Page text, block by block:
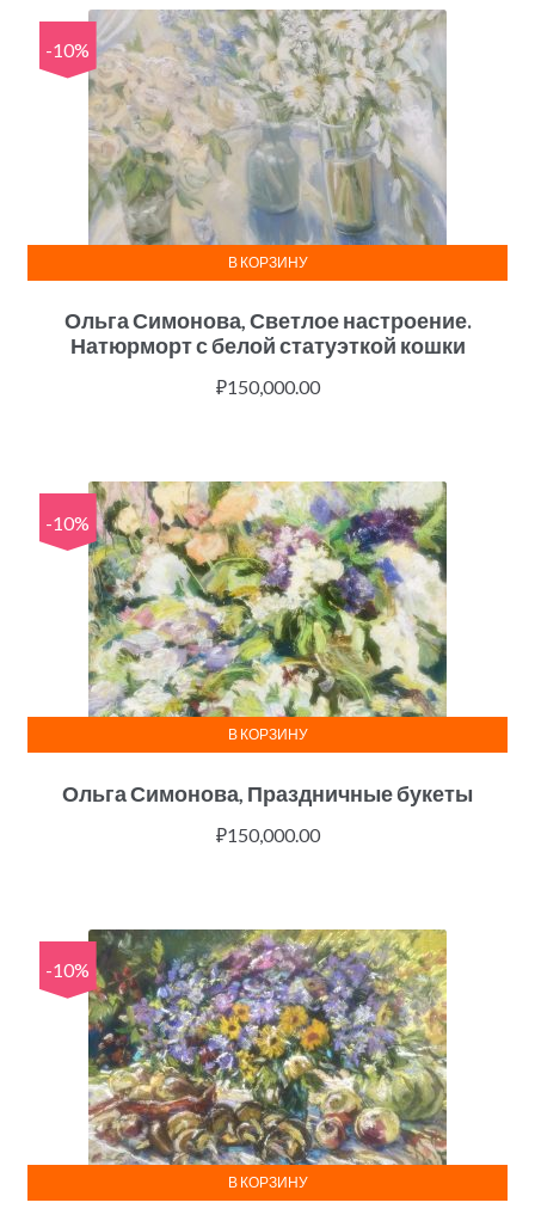
-10%
Ольга Симонова, Светлое настроение.
Натюрморт с белой статуэткой кошки
₽150,000.00
В КОРЗИНУ
-10%
Ольга Симонова, Праздничные букеты
₽150,000.00
В КОРЗИНУ
-10%
В КОРЗИНУ